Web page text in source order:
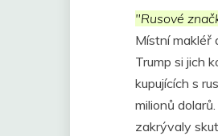
"Rusové
Místní makléř
Trump si jich
kupujících s
milionů
zakrývaly